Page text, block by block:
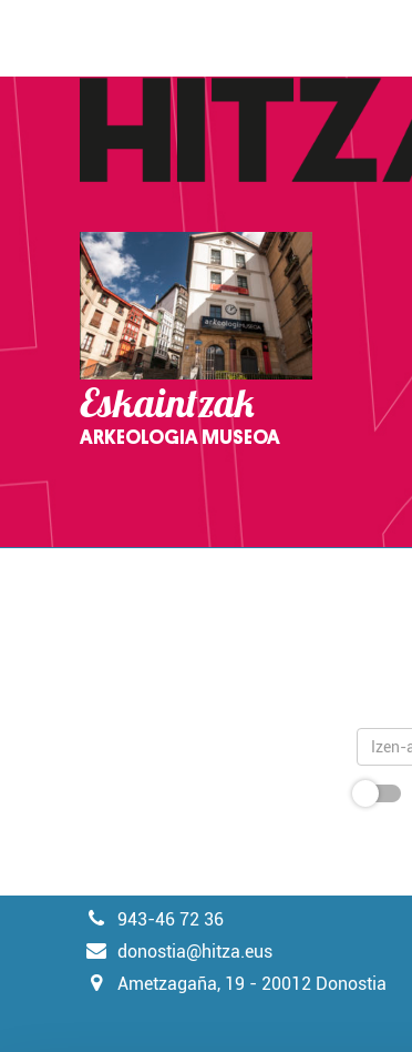
Eskaintzak
ARKEOLOGIA MUSEOA
943-46 72 36
donostia@hitza.eus
Ametzagaña, 19 - 20012 Donostia